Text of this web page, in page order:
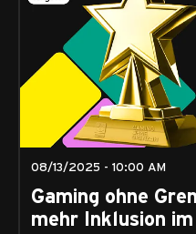
08/13/2025 - 10:00 AM
Gaming ohne
mehr Inklusion